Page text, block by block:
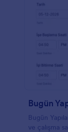
Bugün
Bugün
ve çalışma